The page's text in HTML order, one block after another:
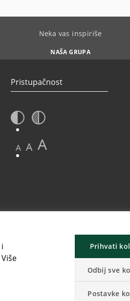
Prihvati
Odbij sve
Postavke
Neka vas inspiriše
NAŠA GRUPA
Pristupačnost
A A A